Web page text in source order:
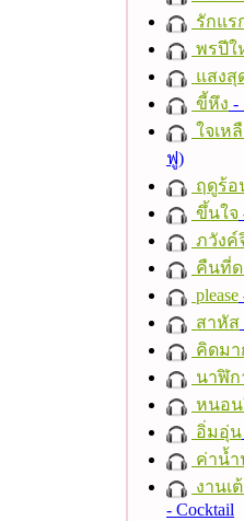
รักแร
พรปีใ
แสงสุ
ขี้หึง -
ใจเห
ฟู)
ฤดูร้อ
ขึ้นใจ
ภวังค์
คืนที่ด
please
สาหัส
คิดมา
นาฬิก
หนอน
อิ่มอุ่น
ค่าน้
งานเ
- Cocktail